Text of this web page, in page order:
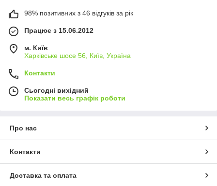
98% позитивних з 46 відгуків за рік
Працює з 15.06.2012
м. Київ
Харківське шосе 56, Київ, Україна
Контакти
Сьогодні вихідний
Показати весь графік роботи
Про нас
Контакти
Доставка та оплата